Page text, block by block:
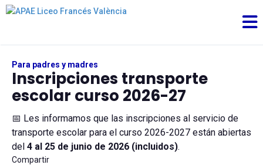
Para padres y madres
Inscripciones transporte
escolar curso 2026-27
📅 Les informamos que las inscripciones al servicio de
transporte escolar para el curso 2026-2027 están abiertas
del 4 al 25 de junio de 2026 (incluidos).
Compartir